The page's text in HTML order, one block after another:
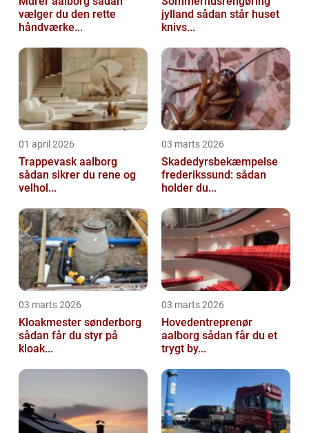
vælger du den rette
håndværke...
jylland sådan står huset
knivs...
01 april 2026
Trappevask aalborg
sådan sikrer du rene og
velhol...
03 marts 2026
Skadedyrsbekæmpelse
frederikssund: sådan
holder du...
03 marts 2026
Kloakmester sønderborg
sådan får du styr på
kloak...
03 marts 2026
Hovedentreprenør
aalborg sådan får du et
trygt by...